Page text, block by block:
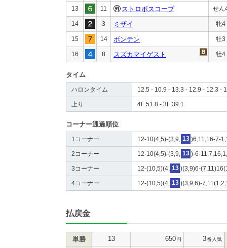
13 11 ストロボスコープ せん
14 3 ミザイ 牝4
15 14 ボンテン 牡3
16 8 スズカマイゲスト 牡4
タイム
ハロンタイム 12.5 - 10.9 - 13.3 - 12.9 - 12.3 -
上り 4F 51.8 - 3F 39.1
コーナー通過順位
1コーナー 12-10(4,5)-(3,9, 13 )6,11,16-7-
2コーナー 12-10(4,5)-(3,9, 13 )-6-
3コーナー 12-(10,5)(4, 13 )(3,9)6-
4コーナー 12-(10,5)(4, 13 )(3,9,6)-
払戻金
単勝 13 650円 3番人気